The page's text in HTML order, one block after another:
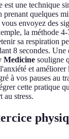
est une technique
prenant quelques
envoyez des
la méthode
sa respiration
8 secondes. Une
Medicine souligne
et améliorer
à vos pauses au
cette pratique
au stress.